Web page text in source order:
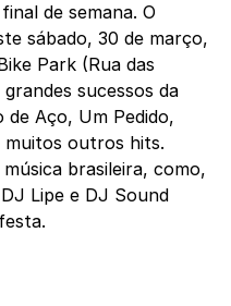
de semana. O
sábado, 30 de março,
Park (Rua das
sucessos da
Aço, Um Pedido,
muitos outros hits.
brasileira, como,
Lipe e DJ Sound